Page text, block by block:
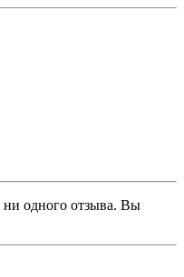
ни одного отзыва. Вы